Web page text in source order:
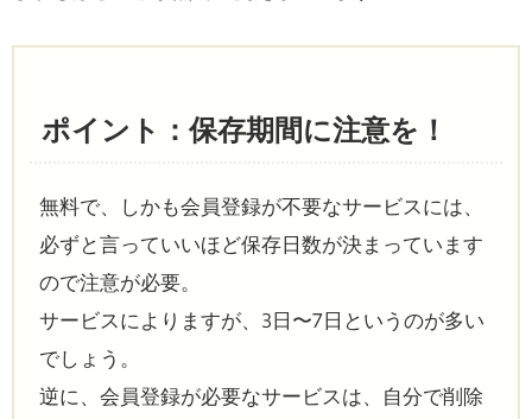
ポイント：保存期間に注意を！
無料で、しかも会員登録が不要なサービスには、
必ずと言っていいほど保存日数が決まっています
ので注意が必要。
サービスによりますが、3日〜7日というのが多い
でしょう。
逆に、会員登録が必要なサービスは、自分で削除